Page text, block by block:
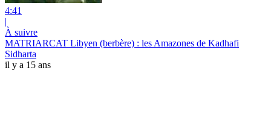
4:41
|
À suivre
MATRIARCAT Libyen (berbère) : les Amazones de Kadhafi
Sidharta
il y a 15 ans